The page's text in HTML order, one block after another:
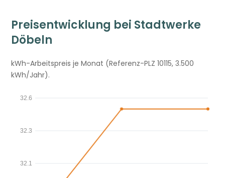
Preisentwicklung bei Stadtwerke
Döbeln
kWh-Arbeitspreis je Monat (Referenz-PLZ 10115, 3.500
kWh/Jahr).